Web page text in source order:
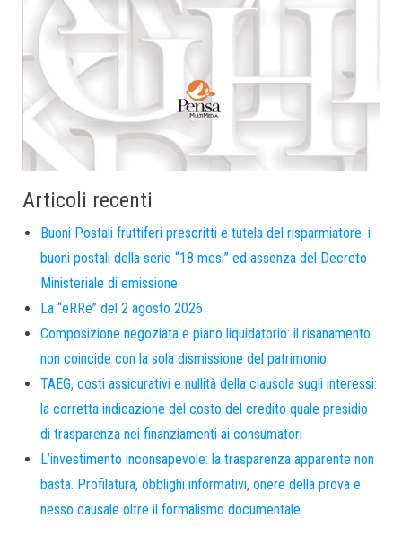
Articoli recenti
Buoni Postali fruttiferi prescritti e tutela del risparmiatore: i
buoni postali della serie “18 mesi” ed assenza del Decreto
Ministeriale di emissione
La “eRRe” del 2 agosto 2026
Composizione negoziata e piano liquidatorio: il risanamento
non coincide con la sola dismissione del patrimonio
TAEG, costi assicurativi e nullità della clausola sugli interessi:
la corretta indicazione del costo del credito quale presidio
di trasparenza nei finanziamenti ai consumatori
L’investimento inconsapevole: la trasparenza apparente non
basta. Profilatura, obblighi informativi, onere della prova e
nesso causale oltre il formalismo documentale.